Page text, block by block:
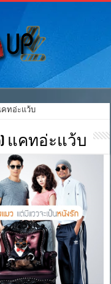
ทอ่ะแว้บ
แคทอ่ะแว้บ